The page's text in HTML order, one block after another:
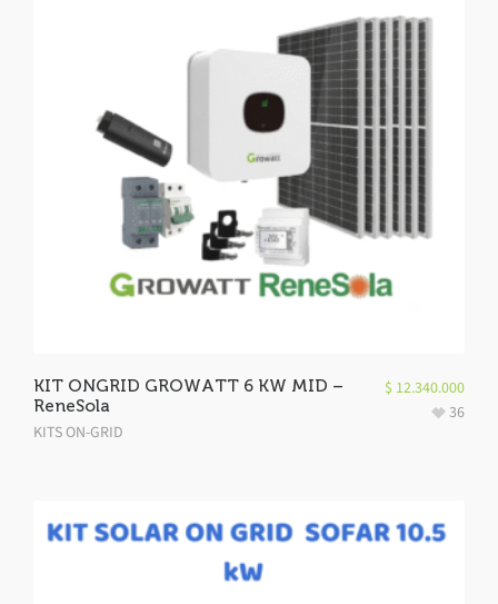
KIT ONGRID GROWATT 6 KW MID –
ReneSola
KITS ON-GRID
$ 12.340.000
36